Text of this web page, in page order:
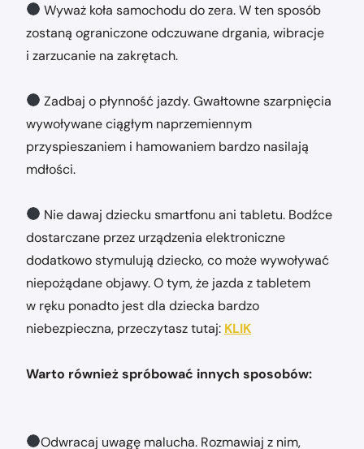
Wyważ koła samochodu do zera. W ten sposób
zostaną ograniczone odczuwane drgania, wibracje
i zarzucanie na zakrętach.
Zadbaj o płynność jazdy. Gwałtowne szarpnięcia
wywoływane ciągłym naprzemiennym
przyspieszaniem i hamowaniem bardzo nasilają
mdłości.
Nie dawaj dziecku smartfonu ani tabletu. Bodźce
dostarczane przez urządzenia elektroniczne
dodatkowo stymulują dziecko, co może wywoływać
niepożądane objawy. O tym, że jazda z tabletem
w ręku ponadto jest dla dziecka bardzo
niebezpieczna, przeczytasz tutaj: KLIK
Warto również spróbować innych sposobów:
Odwracaj uwagę malucha. Rozmawiaj z nim,